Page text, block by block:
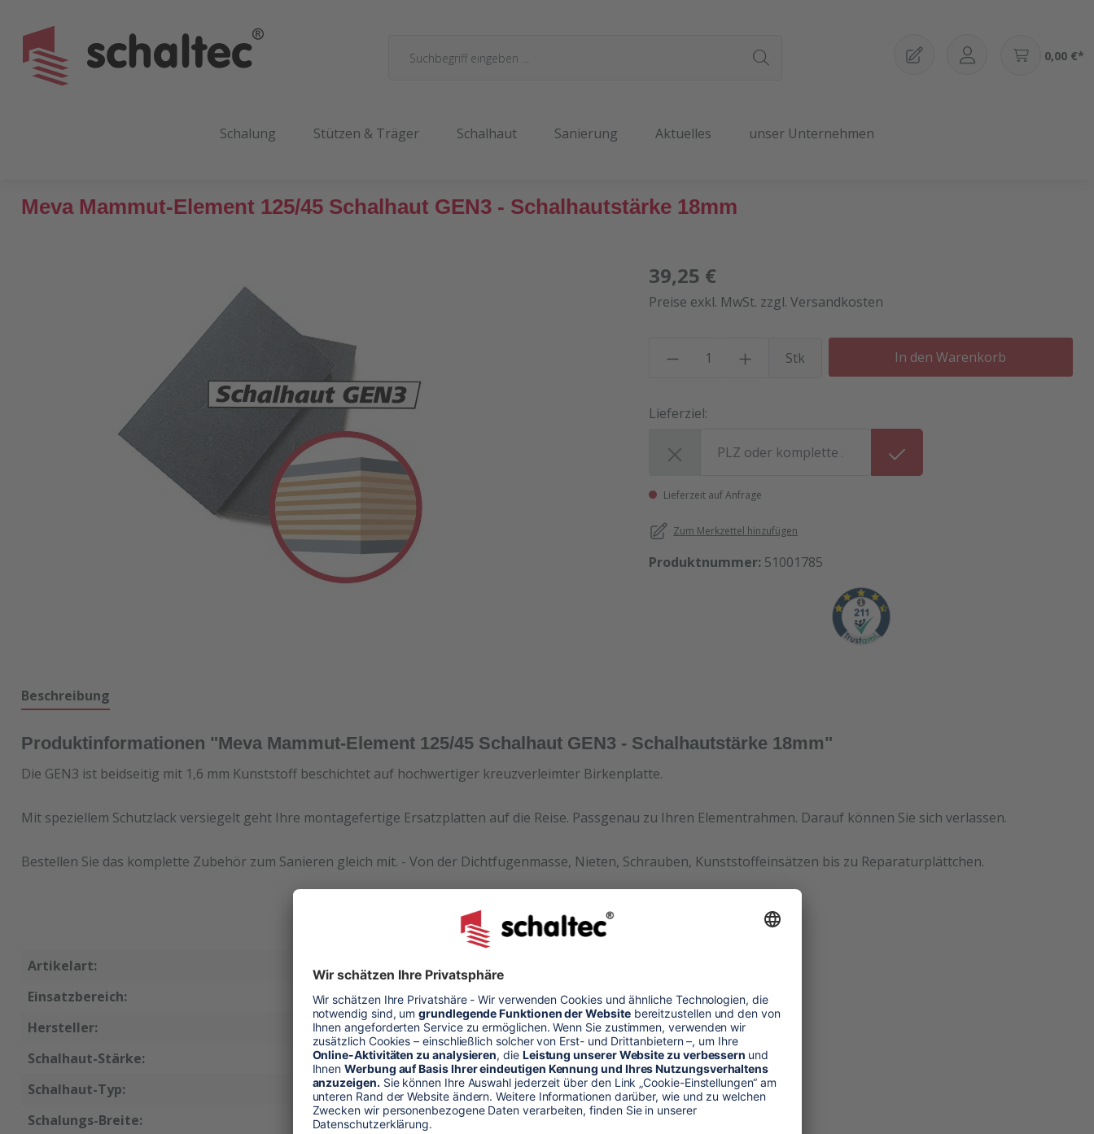
0,00 €*
Schalung Stützen & Träger Schalhaut Sanierung Aktuelles unser Unternehmen
Meva Mammut-Element 125/45 Schalhaut GEN3 - Schalhautstärke 18mm
39,25 €
Preise exkl. MwSt. zzgl. Versandkosten
Produkt Anzahl: Gib den
Stk In den Warenkorb
Lieferziel:
Lieferzeit auf Anfrage
Zum Merkzettel hinzufügen
Produktnummer: 51001785
Beschreibung
Produktinformationen "Meva Mammut-Element 125/45 Schalhaut GEN3 - Schalhautstärke 18mm"
Die GEN3 ist beidseitig mit 1,6 mm Kunststoff beschichtet auf hochwertiger kreuzverleimter Birkenplatte.
Mit speziellem Schutzlack versiegelt geht Ihre montagefertige Ersatzplatten auf die Reise. Passgenau zu Ihren Elementrahmen. Darauf können Sie sich verlassen.
Bestellen Sie das komplette Zubehör zum Sanieren gleich mit. - Von der Dichtfugenmasse, Nieten, Schrauben, Kunststoffeinsätzen bis zu Reparaturplättchen.
Artikelart:
Ersatzschalhaut
Einsatzbereich:
Wandschalung
Hersteller:
Meva
Schalhaut-Stärke:
18 mm
Schalhaut-Typ:
GEN3
Schalungs-Breite:
45 cm